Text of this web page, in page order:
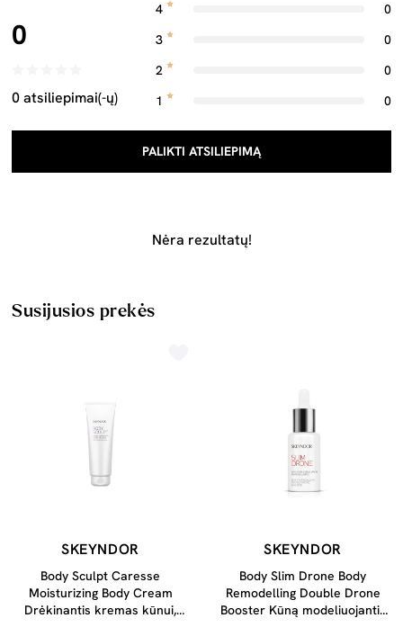
0
0 atsiliepimai(-ų)
4
0
3
0
2
0
1
0
PALIKTI ATSILIEPIMĄ
Nėra rezultatų!
Susijusios prekės
SKEYNDOR
Body Sculpt Caresse
Moisturizing Body Cream
Drėkinantis kremas kūnui,
SKEYNDOR
Body Slim Drone Body
Remodelling Double Drone
Booster Kūną modeliuojantis